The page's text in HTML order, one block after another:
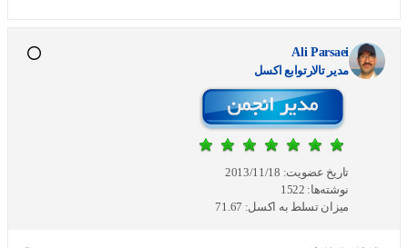
Ali Parsaei
مدير تالارتوابع اکسل
تاریخ عضویت: 2013/11/18
نوشته‌ها: 1522
میزان تسلط به اکسل: 71.67